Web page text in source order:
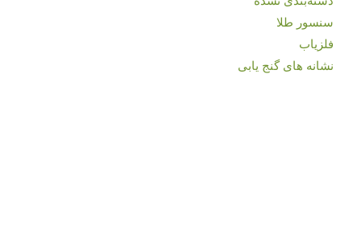
سنسور طلا
فلزیاب
نشانه های گنج یابی